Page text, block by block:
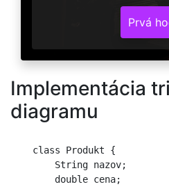
Prvá
Implementácia
diagramu
    class Produkt {
        String nazov;
        double cena;